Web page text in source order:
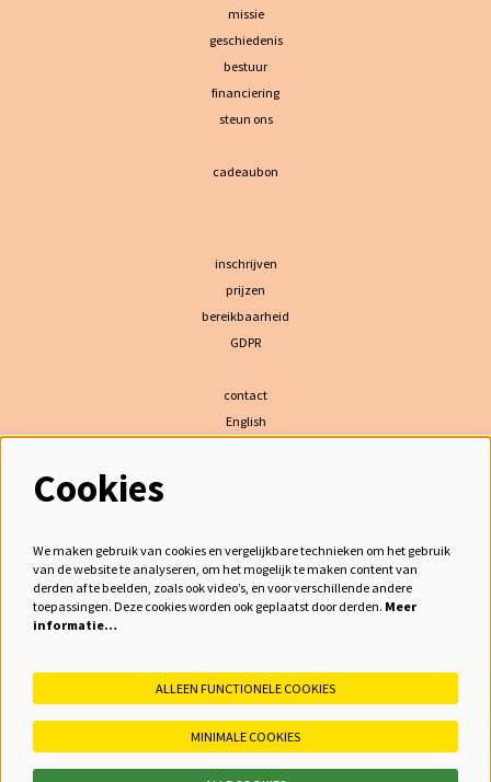
missie
geschiedenis
bestuur
financiering
steun ons
cadeaubon
inschrijven
prijzen
bereikbaarheid
GDPR
contact
English
meld je aan voor de nieuwsbrief
Cookies
We maken gebruik van cookies en vergelijkbare technieken om het gebruik
van de website te analyseren, om het mogelijk te maken content van
derden af te beelden, zoals ook video’s, en voor verschillende andere
toepassingen. Deze cookies worden ook geplaatst door derden. Meer
informatie…
ALLEEN FUNCTIONELE COOKIES
MINIMALE COOKIES